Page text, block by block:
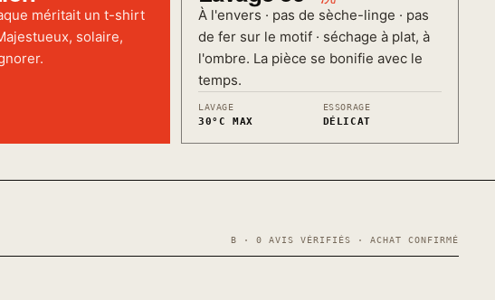
méritait un t-shirt
solaire,
À l'envers · pas de sèche-linge · pas
de fer sur le motif · séchage à plat, à
l'ombre. La pièce se bonifie avec le
temps.
LAVAGE
30°C MAX
ESSORAGE
DÉLICAT
B · 0 AVIS VÉRIFIÉS · ACHAT CONFIRMÉ